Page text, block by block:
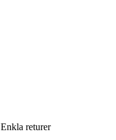
Enkla returer